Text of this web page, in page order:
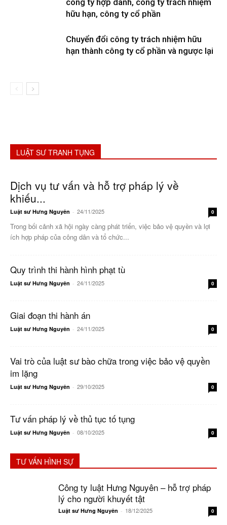
công ty hợp danh, công ty trách nhiệm
hữu hạn, công ty cổ phần
Chuyển đổi công ty trách nhiệm hữu
hạn thành công ty cổ phần và ngược lại
LUẬT SƯ TRANH TỤNG
Dịch vụ tư vấn và hỗ trợ pháp lý về
khiếu...
Luật sư Hưng Nguyên - 24/11/2025 0
Trong bối cảnh xã hội ngày càng phát triển, việc bảo vệ quyền và lợi
ích hợp pháp của công dân và tổ chức...
Quy trình thi hành hình phạt tù
Luật sư Hưng Nguyên - 24/11/2025 0
Giai đoạn thi hành án
Luật sư Hưng Nguyên - 24/11/2025 0
Vai trò của luật sư bào chữa trong việc bảo vệ quyền
im lặng
Luật sư Hưng Nguyên - 29/10/2025 0
Tư vấn pháp lý về thủ tục tố tụng
Luật sư Hưng Nguyên - 08/10/2025 0
TƯ VẤN HÌNH SỰ
Công ty luật Hưng Nguyên – hỗ trợ pháp
lý cho người khuyết tật
Luật sư Hưng Nguyên - 18/12/2025 0